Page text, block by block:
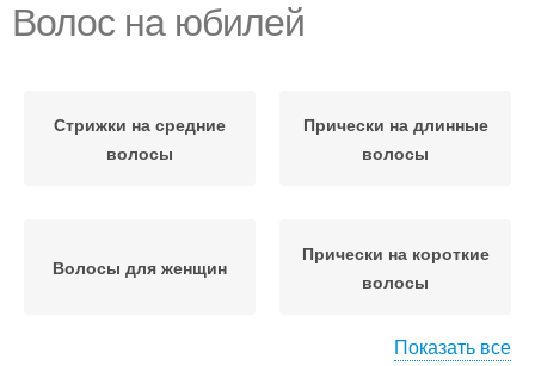
Волос на юбилей
Стрижки на средние
волосы
Прически на длинные
волосы
Волосы для женщин
Прически на короткие
волосы
Показать все